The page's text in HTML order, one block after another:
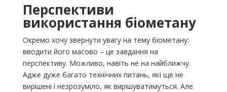
Перспективи
використання біометану
Окремо хочу звернути увагу на тему біометану:
вводити його масово – це завдання на
перспективу. Можливо, навіть не на найближчу.
Адже дуже багато технічних питань, які ще не
вирішені і незрозуміло, як вирішуватимуться. Але